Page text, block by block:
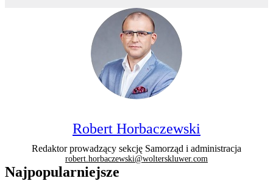
Robert Horbaczewski
Redaktor prowadzący sekcję Samorząd i administracja
robert.horbaczewski@wolterskluwer.com
Najpopularniejsze